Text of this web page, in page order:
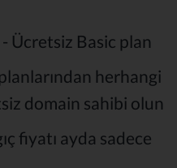
Ücretsiz Basic plan
herhangi
domain sahibi olun
fiyatı ayda sadece